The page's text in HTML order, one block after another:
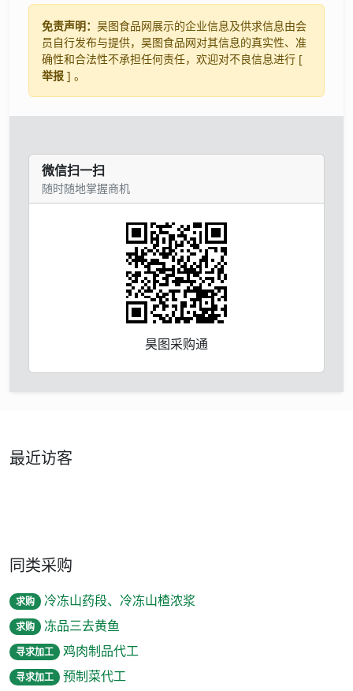
免责声明： 昊图食品网展示的企业信息及供求信息由会
员自行发布与提供，昊图食品网对其信息的真实性、准
确性和合法性不承担任何责任，欢迎对不良信息进行 [
举报 ] 。
微信扫一扫
随时随地掌握商机
昊图采购通
最近访客
同类采购
求购 冷冻山药段、冷冻山楂浓浆
求购 冻品三去黄鱼
寻求加工 鸡肉制品代工
寻求加工 预制菜代工